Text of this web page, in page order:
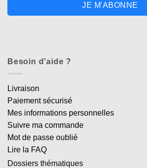
JE M'ABONNE
Besoin d’aide ?
Livraison
Paiement sécurisé
Mes informations personnelles
Suivre ma commande
Mot de passe oublié
Lire la FAQ
Dossiers thématiques